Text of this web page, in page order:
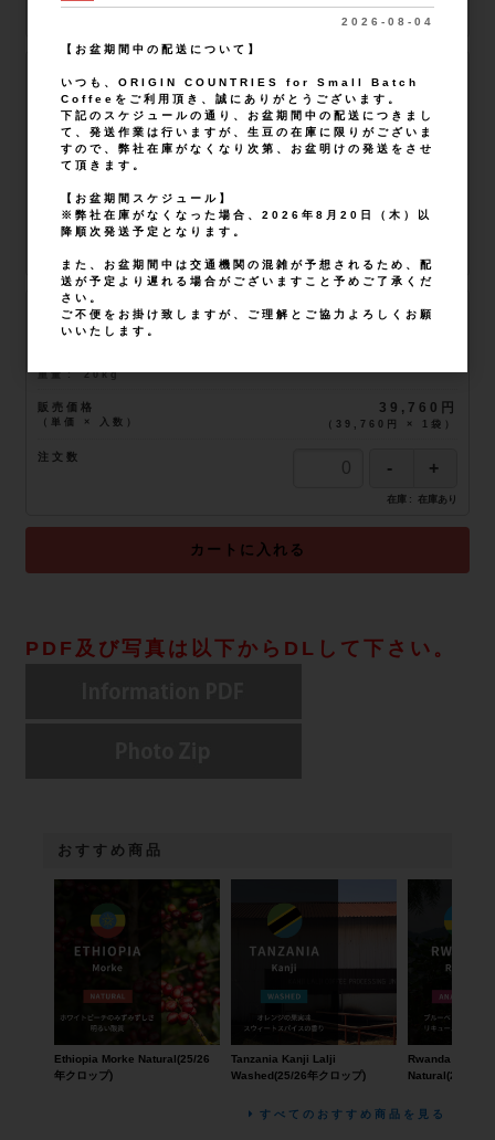
在庫 在庫あり
軽減税率対象
品番
a01Q900001CgYHBIA3
JANコード
10
重量
10kg
販売価格
注文数
在庫 在庫あり
20kg
軽減税率対象
重量
20kg
販売価格
（単価 × 入数）
39,760円
（ 39,760円 × 袋 ）
注文数
在庫 在庫あり
カートに入れる
PDF及び写真は以下からDLして下さい。
おすすめ商品
Ethiopia Morke Natural(25/26
年クロップ)
Tanzania Kanji Lalji
Washed(25/26年クロップ)
Rwanda Rugali
Natural(24/25年
すべてのおすすめ商品を見る
2026-08-04
【お盆期間中の配送について】
いつも、ORIGIN COUNTRIES for Small Batch
Coffeeをご利用頂き、誠にありがとうございます。
下記のスケジュールの通り、お盆期間中の配送につきまし
て、発送作業は行いますが、生豆の在庫に限りがございま
すので、弊社在庫がなくなり次第、お盆明けの発送をさせ
て頂きます。
【お盆期間スケジュール】
※弊社在庫がなくなった場合、2026年8月20日（木）以
降順次発送予定となります。
また、お盆期間中は交通機関の混雑が予想されるため、配
送が予定より遅れる場合がございますこと予めご了承くだ
さい。
ご不便をお掛け致しますが、ご理解とご協力よろしくお願
いいたします。